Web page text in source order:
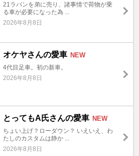
21ラパンを弟に売り、諸事情で荷物が乗
る車が必要になった為 ...
2026年8月8日
オケヤさんの愛車 NEW
4代目足車。初の新車。
2026年8月8日
とってもA氏さんの愛車 NEW
ちょい上げ？ローダウン？ いえいえ、わ
たしのカスタムは静か ...
2026年8月8日